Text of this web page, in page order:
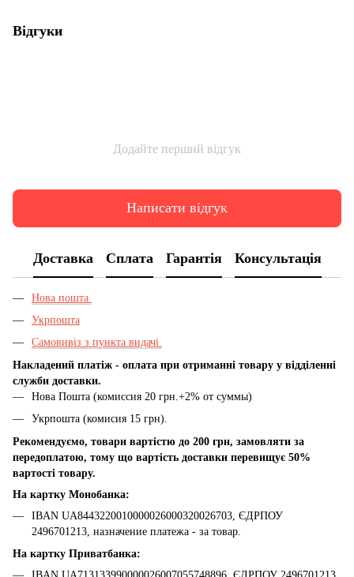
Відгуки
Додайте перший відгук
Написати відгук
Доставка Сплата Гарантія Консультація
Нова пошта
Укрпошта
Самовивіз з пункта видачі
Накладений платіж - оплата при отриманні товару у відділенні
служби доставки.
Нова Пошта (комиссия 20 грн.+2% от суммы)
Укрпошта (комисия 15 грн).
Рекомендуємо, товари вартістю до 200 грн, замовляти за
передоплатою, тому що вартість доставки перевищує 50%
вартості товару.
На картку Монобанка:
IBAN UA8443220010000026000320026703, ЄДРПОУ
2496701213, назначение платежа - за товар.
На картку Приватбанка: